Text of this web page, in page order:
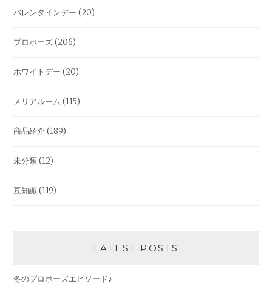
バレンタインデー (20)
プロポーズ(206)
ホワイトデー (20)
メリアルーム (115)
商品紹介 (189)
未分類(12)
豆知識(119)
LATEST POSTS
冬のプロポーズエピソード♪